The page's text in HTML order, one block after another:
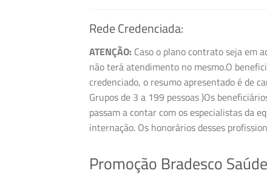
Rede Credenciada:
ATENÇÃO: Caso o plano contrato seja em
não terá atendimento no mesmo.O
credenciado, o resumo apresentado é de
Grupos de 3 a 199 pessoas )Os
passam a contar com os especialistas da
internação. Os honorários desses
Promoção Bradesco